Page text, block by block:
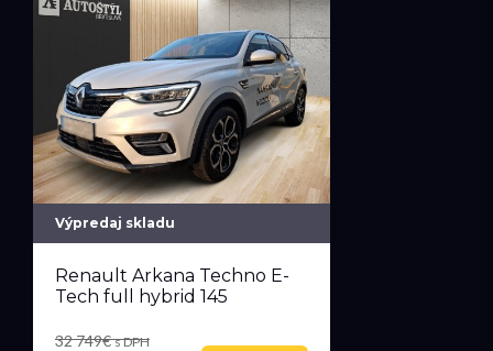
Výpredaj skladu
Renault Arkana Techno E-
Tech full hybrid 145
32 749€s DPH